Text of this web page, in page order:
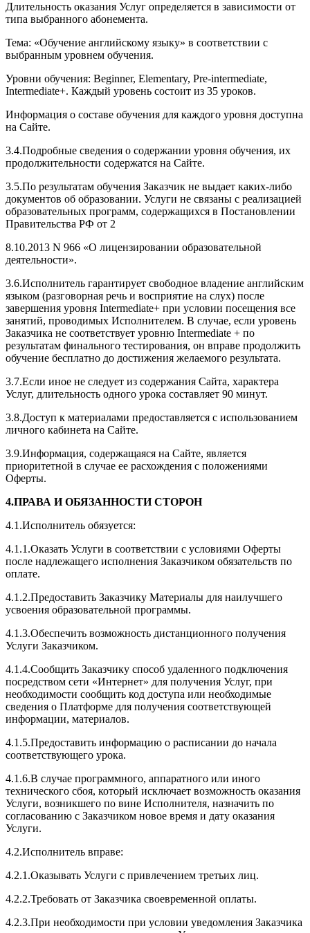
Длительность оказания Услуг определяется в зависимости от
типа выбранного абонемента.
Тема: «Обучение английскому языку» в соответствии с
выбранным уровнем обучения.
Уровни обучения: Beginner, Elementary, Pre-intermediate,
Intermediate+. Каждый уровень состоит из 35 уроков.
Информация о составе обучения для каждого уровня доступна
на Сайте.
3.4.Подробные сведения о содержании уровня обучения, их
продолжительности содержатся на Сайте.
3.5.По результатам обучения Заказчик не выдает каких-либо
документов об образовании. Услуги не связаны с реализацией
образовательных программ, содержащихся в Постановлении
Правительства РФ от 2
8.10.2013 N 966 «О лицензировании образовательной
деятельности».
3.6.Исполнитель гарантирует свободное владение английским
языком (разговорная речь и восприятие на слух) после
завершения уровня Intermediate+ при условии посещения все
занятий, проводимых Исполнителем. В случае, если уровень
Заказчика не соответствует уровню Intermediate + по
результатам финального тестирования, он вправе продолжить
обучение бесплатно до достижения желаемого результата.
3.7.Если иное не следует из содержания Сайта, характера
Услуг, длительность одного урока составляет 90 минут.
3.8.Доступ к материалами предоставляется с использованием
личного кабинета на Сайте.
3.9.Информация, содержащаяся на Сайте, является
приоритетной в случае ее расхождения с положениями
Оферты.
4.ПРАВА И ОБЯЗАННОСТИ СТОРОН
4.1.Исполнитель обязуется:
4.1.1.Оказать Услуги в соответствии с условиями Оферты
после надлежащего исполнения Заказчиком обязательств по
оплате.
4.1.2.Предоставить Заказчику Материалы для наилучшего
усвоения образовательной программы.
4.1.3.Обеспечить возможность дистанционного получения
Услуги Заказчиком.
4.1.4.Сообщить Заказчику способ удаленного подключения
посредством сети «Интернет» для получения Услуг, при
необходимости сообщить код доступа или необходимые
сведения о Платформе для получения соответствующей
информации, материалов.
4.1.5.Предоставить информацию о расписании до начала
соответствующего урока.
4.1.6.В случае программного, аппаратного или иного
технического сбоя, который исключает возможность оказания
Услуги, возникшего по вине Исполнителя, назначить по
согласованию с Заказчиком новое время и дату оказания
Услуги.
4.2.Исполнитель вправе:
4.2.1.Оказывать Услуги с привлечением третьих лиц.
4.2.2.Требовать от Заказчика своевременной оплаты.
4.2.3.При необходимости при условии уведомления Заказчика